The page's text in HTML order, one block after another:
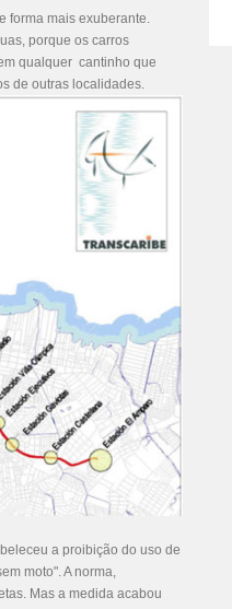
forma mais exuberante.
porque os carros
qualquer cantinho que
de outras localidades.
a proibição do uso de
moto". A norma,
Mas a medida acabou